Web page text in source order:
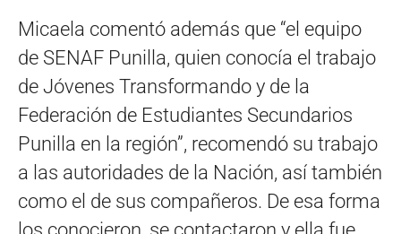
Micaela comentó además que “el equipo
de SENAF Punilla, quien conocía el trabajo
de Jóvenes Transformando y de la
Federación de Estudiantes Secundarios
Punilla en la región”, recomendó su trabajo
a las autoridades de la Nación, así también
como el de sus compañeros. De esa forma